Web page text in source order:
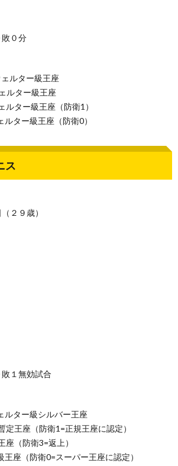
敗０分
ルター級王座
ルター級王座
ター級王座（防衛1）
ター級王座（防衛0）
ス
２９歳）
１無効試合
ルター級シルバー王座
定王座（防衛1=正規王座に認定）
座（防衛3=返上）
座（防衛0=スーパー王座に認定）